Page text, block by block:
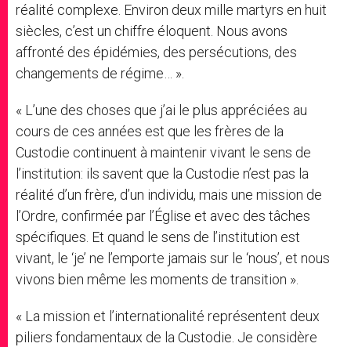
réalité complexe. Environ deux mille martyrs en huit
siècles, c’est un chiffre éloquent. Nous avons
affronté des épidémies, des persécutions, des
changements de régime… ».
« L’une des choses que j’ai le plus appréciées au
cours de ces années est que les frères de la
Custodie continuent à maintenir vivant le sens de
l’institution: ils savent que la Custodie n’est pas la
réalité d’un frère, d’un individu, mais une mission de
l’Ordre, confirmée par l’Église et avec des tâches
spécifiques. Et quand le sens de l’institution est
vivant, le ‘je’ ne l’emporte jamais sur le ‘nous’, et nous
vivons bien même les moments de transition ».
« La mission et l’internationalité représentent deux
piliers fondamentaux de la Custodie. Je considère